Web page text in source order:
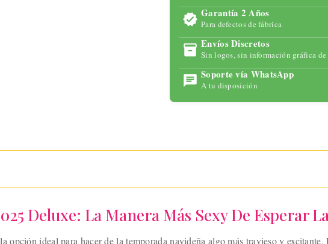
Garantía 2 Años
Para defectos de fábrica
Envíos Discretos
Sin logos, sin información gráfica de
Soporte vía WhatsApp
A tu disposición
Deluxe: La Manera Más Sexy De Esperar
opción ideal para hacer de la temporada navideña algo más travieso y